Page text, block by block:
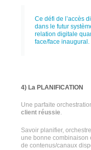
Ce défi de l’accès
dans le futur
relation digitale
face/face inaugural.
4) La PLANIFICATION
Une parfaite
client réussie.
Savoir planifier,
une bonne combinaison
de contenus/canaux